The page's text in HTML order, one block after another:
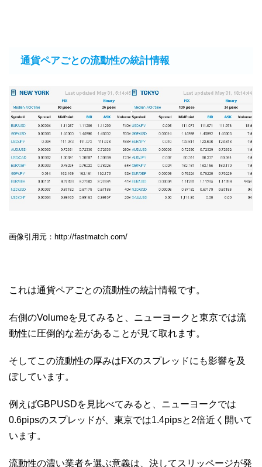
通貨ペアごとの流動性の統計情報
画像引用元：http://fastmatch.com/
これは通貨ペアごとの流動性の統計情報です。
右側のVolumeを見てみると、ニューヨークと東京では流
動性に圧倒的な差があることが見て取れます。
そしてこの流動性の厚みはFXのスプレッドにも影響を及
ぼしています。
例えばGBPUSDを見比べてみると、ニューヨークでは
0.6pipsのスプレッドが、東京では1.4pipsと2倍近く開いて
います。
流動性の濃い業者を選ぶ意義は、決してスリッページが発